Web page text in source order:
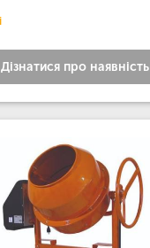
Дізнатися про наявність